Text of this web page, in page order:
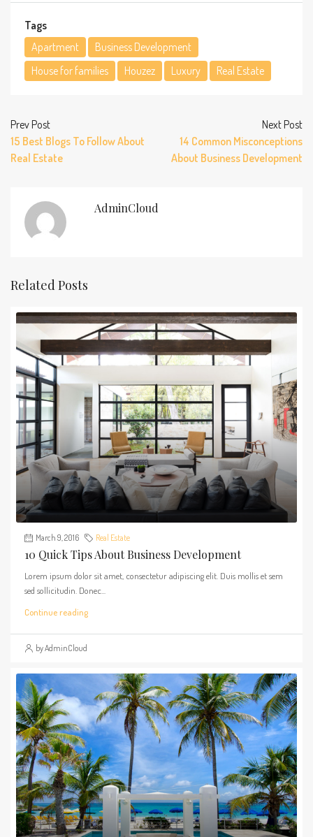
Tags
Apartment
Business Development
House for families
Houzez Luxury Real Estate
Prev Post
15 Best Blogs To Follow About
Real Estate
Next Post
14 Common Misconceptions
About Business Development
AdminCloud
Related Posts
March 9, 2016 Real Estate
10 Quick Tips About Business Development
Lorem ipsum dolor sit amet, consectetur adipiscing elit. Duis mollis et sem
sed sollicitudin. Donec...
Continue reading
by AdminCloud